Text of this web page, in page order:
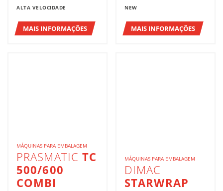
ALTA VELOCIDADE
MAIS INFORMAÇÕES
NEW
MAIS INFORMAÇÕES
MÁQUINAS PARA EMBALAGEM
PRASMATICTC
500/600
COMBI
MÁQUINAS PARA EMBALAGEM
DIMAC
STARWRAP